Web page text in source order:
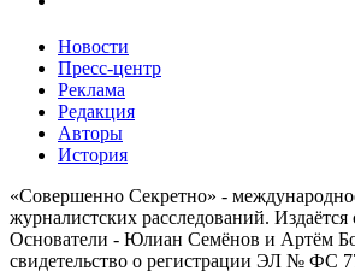
Новости
Пресс-центр
Реклама
Редакция
Авторы
История
«Совершенно Секретно» -
журналистских расследований. Издаётся
Основатели - Юлиан Семёнов и Артём
свидетельство о регистрации ЭЛ № ФС